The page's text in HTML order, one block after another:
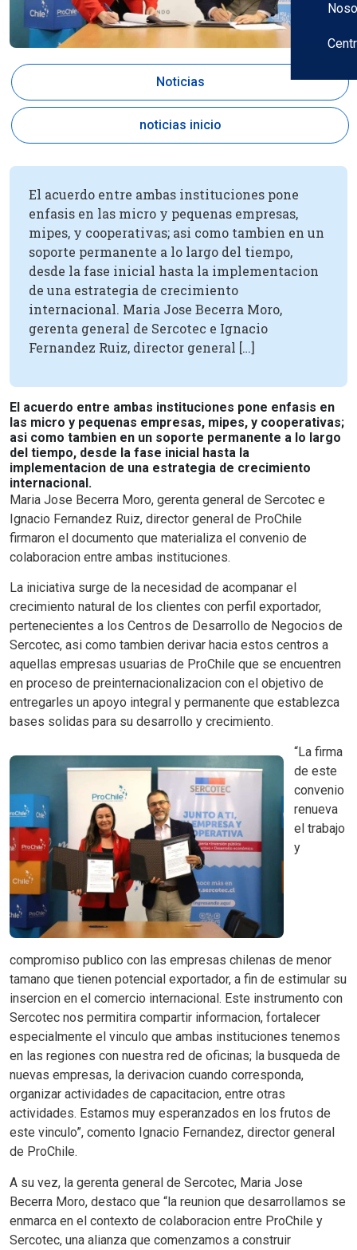
Noticias
noticias inicio
El acuerdo entre ambas instituciones pone
enfasis en las micro y pequenas empresas,
mipes, y cooperativas; asi como tambien en un
soporte permanente a lo largo del tiempo,
desde la fase inicial hasta la implementacion
de una estrategia de crecimiento
internacional. Maria Jose Becerra Moro,
gerenta general de Sercotec e Ignacio
Fernandez Ruiz, director general […]
El acuerdo entre ambas instituciones pone enfasis en
las micro y pequenas empresas, mipes, y cooperativas;
asi como tambien en un soporte permanente a lo largo
del tiempo, desde la fase inicial hasta la
implementacion de una estrategia de crecimiento
internacional.
Maria Jose Becerra Moro, gerenta general de Sercotec e
Ignacio Fernandez Ruiz, director general de ProChile
firmaron el documento que materializa el convenio de
colaboracion entre ambas instituciones.
La iniciativa surge de la necesidad de acompanar el
crecimiento natural de los clientes con perfil exportador,
pertenecientes a los Centros de Desarrollo de Negocios de
Sercotec, asi como tambien derivar hacia estos centros a
aquellas empresas usuarias de ProChile que se encuentren
en proceso de preinternacionalizacion con el objetivo de
entregarles un apoyo integral y permanente que establezca
bases solidas para su desarrollo y crecimiento.
“La firma
de este
convenio
renueva
el trabajo
y
compromiso publico con las empresas chilenas de menor
tamano que tienen potencial exportador, a fin de estimular su
insercion en el comercio internacional. Este instrumento con
Sercotec nos permitira compartir informacion, fortalecer
especialmente el vinculo que ambas instituciones tenemos
en las regiones con nuestra red de oficinas; la busqueda de
nuevas empresas, la derivacion cuando corresponda,
organizar actividades de capacitacion, entre otras
actividades. Estamos muy esperanzados en los frutos de
este vinculo”, comento Ignacio Fernandez, director general
de ProChile.
A su vez, la gerenta general de Sercotec, Maria Jose
Becerra Moro, destaco que “la reunion que desarrollamos se
enmarca en el contexto de colaboracion entre ProChile y
Sercotec, una alianza que comenzamos a construir